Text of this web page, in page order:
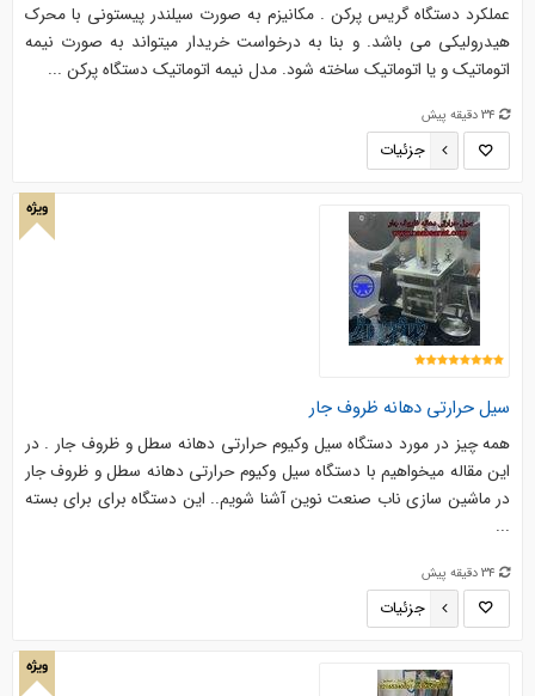
عملکرد دستگاه گریس پرکن . مکانیزم به صورت سیلندر پیستونی با محرک
هیدرولیکی می باشد. و بنا به درخواست خریدار میتواند به صورت نیمه
اتوماتیک و یا اتوماتیک ساخته شود. مدل نیمه اتوماتیک دستگاه پرکن ...
34 دقیقه پیش
جزئیات
ویژه
سیل حرارتی دهانه ظروف جار
همه چیز در مورد دستگاه سیل وکیوم حرارتی دهانه سطل و ظروف جار . در
این مقاله میخواهیم با دستگاه سیل وکیوم حرارتی دهانه سطل و ظروف جار
در ماشین سازی ناب صنعت نوین آشنا شویم.. این دستگاه برای برای بسته
...
34 دقیقه پیش
جزئیات
ویژه